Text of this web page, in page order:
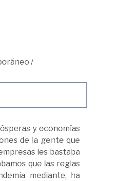
/
y economías
de la gente que
les bastaba
que las reglas
mediante, ha